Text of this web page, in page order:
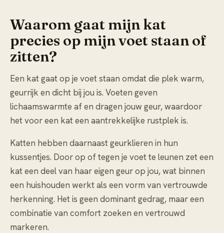
Waarom gaat mijn kat
precies op mijn voet staan of
zitten?
Een kat gaat op je voet staan omdat die plek warm,
geurrijk en dicht bij jou is. Voeten geven
lichaamswarmte af en dragen jouw geur, waardoor
het voor een kat een aantrekkelijke rustplek is.
Katten hebben daarnaast geurklieren in hun
kussentjes. Door op of tegen je voet te leunen zet een
kat een deel van haar eigen geur op jou, wat binnen
een huishouden werkt als een vorm van vertrouwde
herkenning. Het is geen dominant gedrag, maar een
combinatie van comfort zoeken en vertrouwd
markeren.